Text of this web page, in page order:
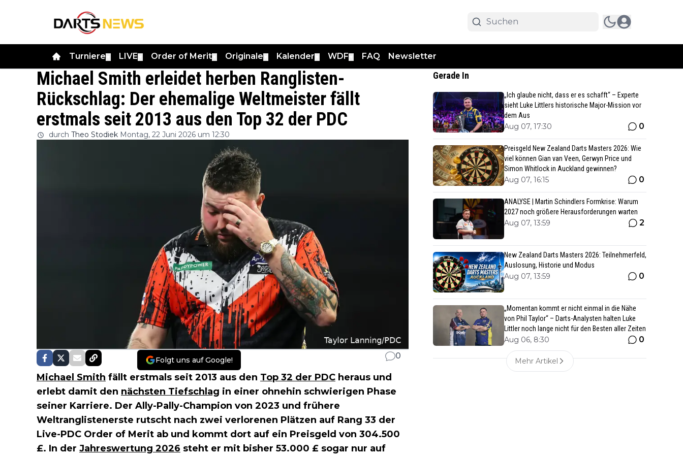
Turniere LIVE Order of Merit Originale Kalender WDF FAQ Newsletter
Michael Smith erleidet herben Ranglisten-
Rückschlag: Der ehemalige Weltmeister fällt
erstmals seit 2013 aus den Top 32 der PDC
durch Theo Stodiek Montag, 22 Juni 2026 um 12:30
Folgt uns auf Google! 0
Michael Smith fällt erstmals seit 2013 aus den Top 32 der PDC heraus und
erlebt damit den nächsten Tiefschlag in einer ohnehin schwierigen Phase
seiner Karriere. Der Ally-Pally-Champion von 2023 und frühere
Weltranglistenerste rutscht nach zwei verlorenen Plätzen auf Rang 33 der
Live-PDC Order of Merit ab und kommt dort auf ein Preisgeld von 304.500
£. In der Jahreswertung 2026 steht er mit bisher 53.000 £ sogar nur auf
Gerade In
„Ich glaube nicht, dass er es schafft“ – Experte
sieht Luke Littlers historische Major-Mission vor
dem Aus
Aug 07, 17:30 0
Preisgeld New Zealand Darts Masters 2026: Wie
viel können Gian van Veen, Gerwyn Price und
Simon Whitlock in Auckland gewinnen?
Aug 07, 16:15 0
ANALYSE | Martin Schindlers Formkrise: Warum
2027 noch größere Herausforderungen warten
Aug 07, 13:59 2
New Zealand Darts Masters 2026: Teilnehmerfeld,
Auslosung, Historie und Modus
Aug 07, 13:59 0
„Momentan kommt er nicht einmal in die Nähe
von Phil Taylor“ – Darts-Analysten halten Luke
Littler noch lange nicht für den Besten aller Zeiten
Aug 06, 8:30 0
Mehr Artikel